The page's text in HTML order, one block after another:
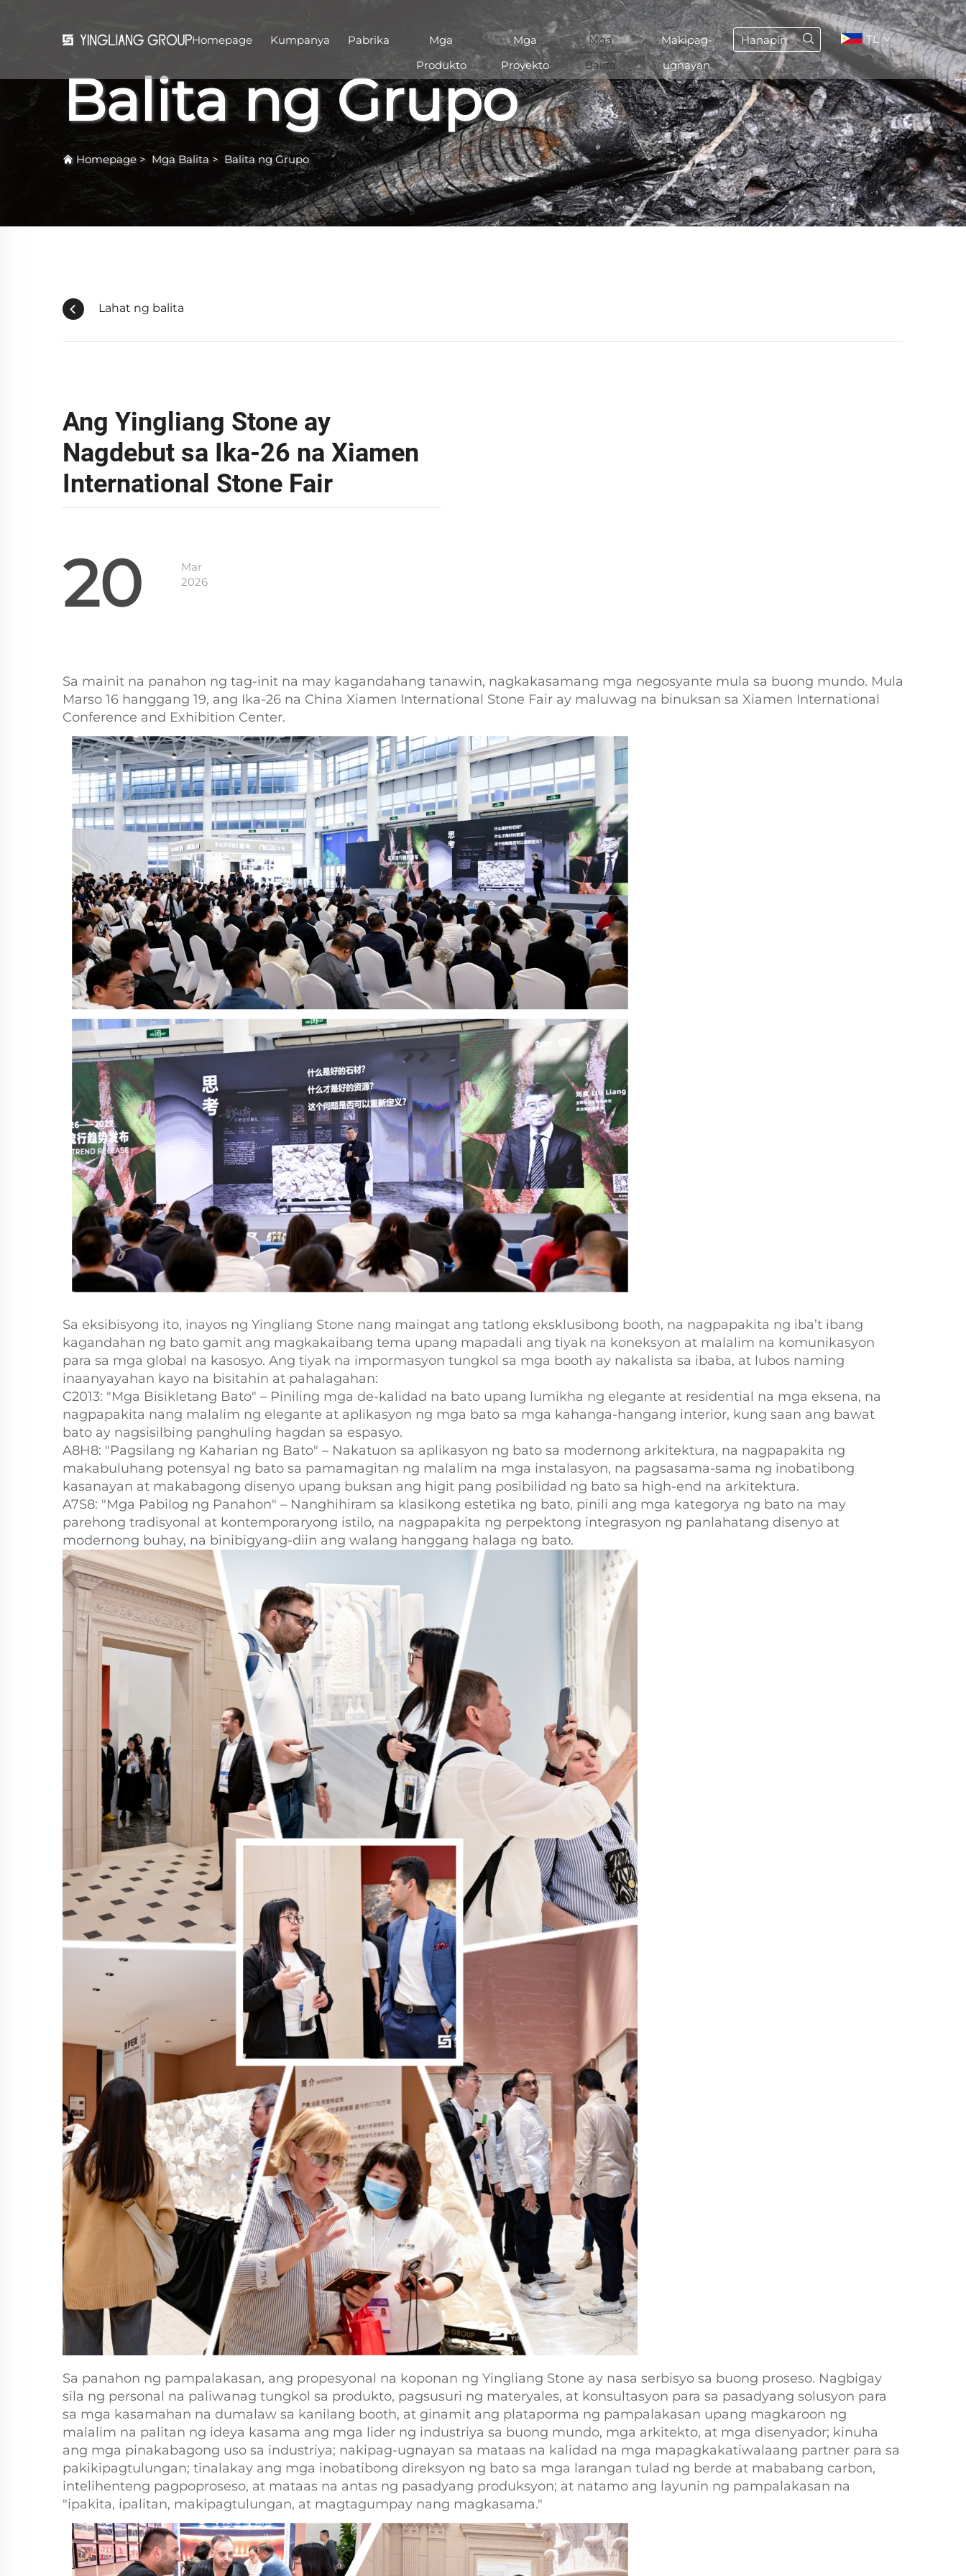
Homepage Kumpanya Pabrika
Mga
Produkto
Mga
Proyekto
Mga
Balita
Makipag-
ugnayan
TL
Balita ng Grupo
Homepage > Mga Balita> Balita ng Grupo
Lahat ng balita
Ang Yingliang Stone ay
Nagdebut sa Ika-26 na Xiamen
International Stone Fair
20
Mar
2026
Sa mainit na panahon ng tag-init na may kagandahang tanawin, nagkakasamang mga negosyante mula sa buong mundo. Mula
Marso 16 hanggang 19, ang Ika-26 na China Xiamen International Stone Fair ay maluwag na binuksan sa Xiamen International
Conference and Exhibition Center.
Sa eksibisyong ito, inayos ng Yingliang Stone nang maingat ang tatlong eksklusibong booth, na nagpapakita ng iba’t ibang
kagandahan ng bato gamit ang magkakaibang tema upang mapadali ang tiyak na koneksyon at malalim na komunikasyon
para sa mga global na kasosyo. Ang tiyak na impormasyon tungkol sa mga booth ay nakalista sa ibaba, at lubos naming
inaanyayahan kayo na bisitahin at pahalagahan:
C2013: "Mga Bisikletang Bato" – Piniling mga de-kalidad na bato upang lumikha ng elegante at residential na mga eksena, na
nagpapakita nang malalim ng elegante at aplikasyon ng mga bato sa mga kahanga-hangang interior, kung saan ang bawat
bato ay nagsisilbing panghuling hagdan sa espasyo.
A8H8: "Pagsilang ng Kaharian ng Bato" – Nakatuon sa aplikasyon ng bato sa modernong arkitektura, na nagpapakita ng
makabuluhang potensyal ng bato sa pamamagitan ng malalim na mga instalasyon, na pagsasama-sama ng inobatibong
kasanayan at makabagong disenyo upang buksan ang higit pang posibilidad ng bato sa high-end na arkitektura.
A7S8: "Mga Pabilog ng Panahon" – Nanghihiram sa klasikong estetika ng bato, pinili ang mga kategorya ng bato na may
parehong tradisyonal at kontemporaryong istilo, na nagpapakita ng perpektong integrasyon ng panlahatang disenyo at
modernong buhay, na binibigyang-diin ang walang hanggang halaga ng bato.
Sa panahon ng pampalakasan, ang propesyonal na koponan ng Yingliang Stone ay nasa serbisyo sa buong proseso. Nagbigay
sila ng personal na paliwanag tungkol sa produkto, pagsusuri ng materyales, at konsultasyon para sa pasadyang solusyon para
sa mga kasamahan na dumalaw sa kanilang booth, at ginamit ang plataporma ng pampalakasan upang magkaroon ng
malalim na palitan ng ideya kasama ang mga lider ng industriya sa buong mundo, mga arkitekto, at mga disenyador; kinuha
ang mga pinakabagong uso sa industriya; nakipag-ugnayan sa mataas na kalidad na mga mapagkakatiwalaang partner para sa
pakikipagtulungan; tinalakay ang mga inobatibong direksyon ng bato sa mga larangan tulad ng berde at mababang carbon,
intelihenteng pagpoproseso, at mataas na antas ng pasadyang produksyon; at natamo ang layunin ng pampalakasan na
"ipakita, ipalitan, makipagtulungan, at magtagumpay nang magkasama."